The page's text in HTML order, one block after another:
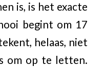
is, is het exacte
begint om 17
helaas, niet
om op te letten.